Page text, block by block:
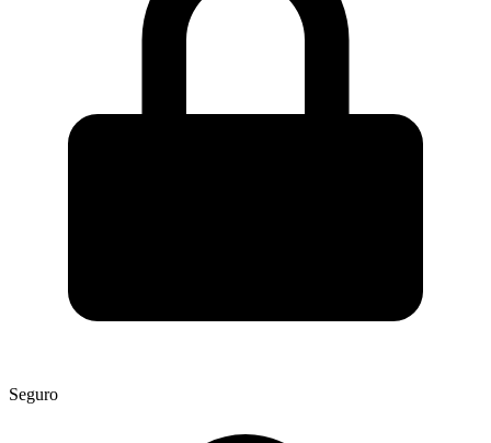
Seguro